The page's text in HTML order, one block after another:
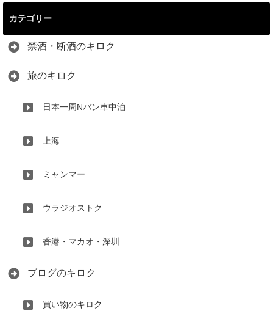
カテゴリー
禁酒・断酒のキロク
旅のキロク
日本一周Nバン車中泊
上海
ミャンマー
ウラジオストク
香港・マカオ・深圳
ブログのキロク
買い物のキロク